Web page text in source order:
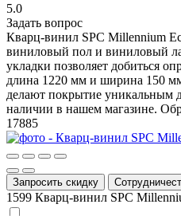
5.0
Задать вопрос
Кварц-винил SPC Millennium
виниловый пол и виниловый
укладки позволяет добиться
длина 1220 мм и ширина 150
делают покрытие уникальным
наличии в нашем магазине.
17885
Запросить скидку
1599 Кварц-винил SPC